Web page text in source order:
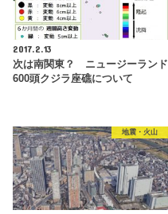
2017.2.13
次は南関東？ ニュージーランド
600頭クジラ座礁について
地震・火山